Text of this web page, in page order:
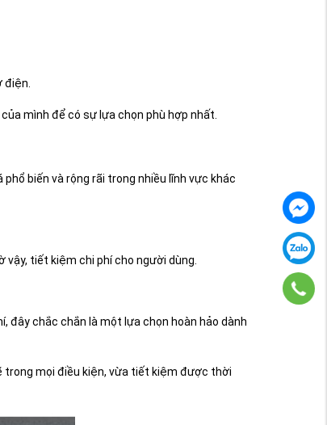
điện.
mình để có sự lựa chọn phù hợp nhất.
biến và rộng rãi trong nhiều lĩnh vực khác
vậy, tiết kiệm chi phí cho người dùng.
đây chắc chắn là một lựa chọn hoàn hảo dành
trong mọi điều kiện, vừa tiết kiệm được thời